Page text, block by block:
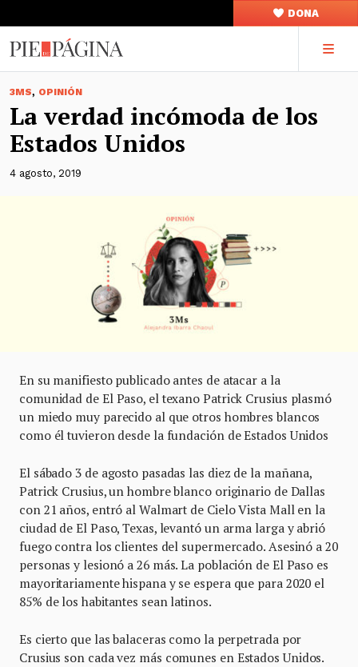
DONA
3MS, OPINIÓN
La verdad incómoda de los
Estados Unidos
4 agosto, 2019
En su manifiesto publicado antes de atacar a la
comunidad de El Paso, el texano Patrick Crusius plasmó
un miedo muy parecido al que otros hombres blancos
como él tuvieron desde la fundación de Estados Unidos
El sábado 3 de agosto pasadas las diez de la mañana,
Patrick Crusius, un hombre blanco originario de Dallas
con 21 años, entró al Walmart de Cielo Vista Mall en la
ciudad de El Paso, Texas, levantó un arma larga y abrió
fuego contra los clientes del supermercado. Asesinó a 20
personas y lesionó a 26 más. La población de El Paso es
mayoritariamente hispana y se espera que para 2020 el
85% de los habitantes sean latinos.
Es cierto que las balaceras como la perpetrada por
Crusius son cada vez más comunes en Estados Unidos.